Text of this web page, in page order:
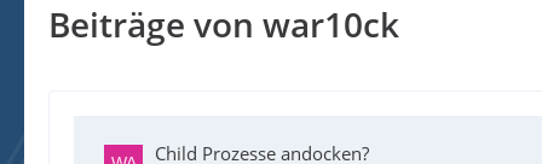
Beiträge von war10ck
Child Prozesse andocken?